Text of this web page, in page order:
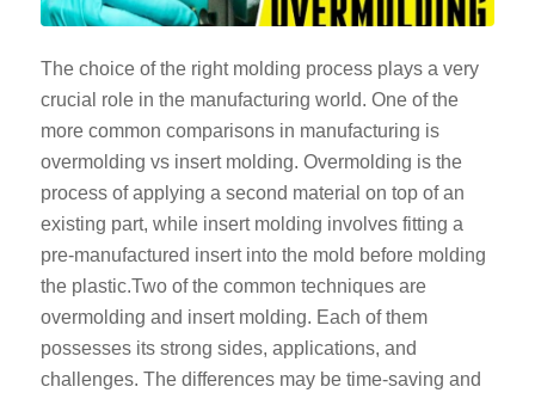
The choice of the right molding process plays a very
crucial role in the manufacturing world. One of the
more common comparisons in manufacturing is
overmolding vs insert molding. Overmolding is the
process of applying a second material on top of an
existing part, while insert molding involves fitting a
pre-manufactured insert into the mold before molding
the plastic.Two of the common techniques are
overmolding and insert molding. Each of them
possesses its strong sides, applications, and
challenges. The differences may be time-saving and